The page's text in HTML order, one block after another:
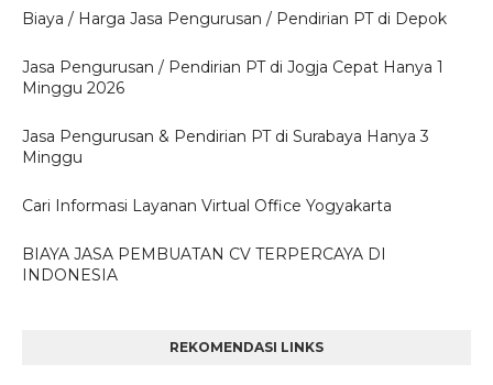
Biaya / Harga Jasa Pengurusan / Pendirian PT di Depok
Jasa Pengurusan / Pendirian PT di Jogja Cepat Hanya 1
Minggu 2026
Jasa Pengurusan & Pendirian PT di Surabaya Hanya 3
Minggu
Cari Informasi Layanan Virtual Office Yogyakarta
BIAYA JASA PEMBUATAN CV TERPERCAYA DI
INDONESIA
REKOMENDASI LINKS